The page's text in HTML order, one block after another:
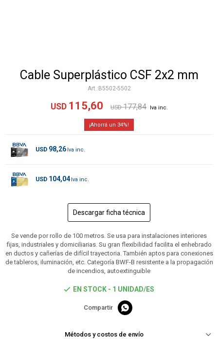
Cable Superplástico CSF 2x2 mm
B5502-5502
USD 115,60 USD 177,84
34
USD 98,26
USD 104,04
Descargar ficha técnica
Se vende por rollo de 100 metros. Se usa para instalaciones interiores
fijas, industriales y domiciliarias. Su gran flexibilidad facilita el enhebrado
en ductos y cañerías de difícil trayectoria. También aptos para conexiones
de tableros, iluminación, etc. Categoría BWF-B resistente a la propagación
de incendios, autoextinguible
EN STOCK - 1 UNIDAD/ES

Métodos y costos de envío